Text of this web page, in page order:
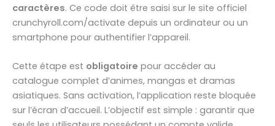
caractères. Ce code doit être saisi sur le site officiel
crunchyroll.com/activate depuis un ordinateur ou un
smartphone pour authentifier l’appareil.
Cette étape est obligatoire pour accéder au
catalogue complet d’animes, mangas et dramas
asiatiques. Sans activation, l’application reste bloquée
sur l’écran d’accueil. L’objectif est simple : garantir que